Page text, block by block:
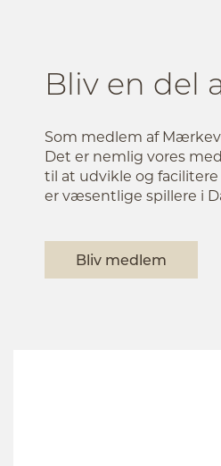
Bliv en del
Som medlem af
Det er nemlig vores
til at udvikle og
er væsentlige spillere i
Bliv medlem